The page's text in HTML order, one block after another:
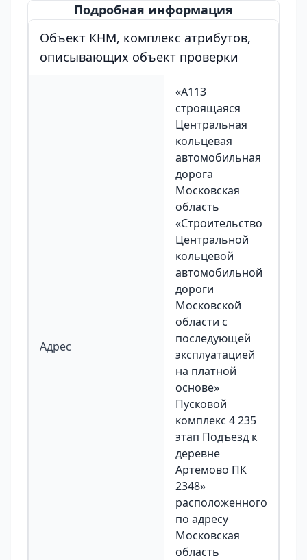
Подробная информация
Объект КНМ, комплекс атрибутов,
описывающих объект проверки
Адрес
«А113
строящаяся
Центральная
кольцевая
автомобильная
дорога
Московская
область
«Строительство
Центральной
кольцевой
автомобильной
дороги
Московской
области с
последующей
эксплуатацией
на платной
основе»
Пусковой
комплекс 4 235
этап Подъезд к
деревне
Артемово ПК
2348»
расположенного
по адресу
Московская
область